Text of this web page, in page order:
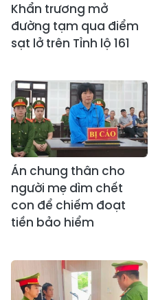
Khẩn trương mở
đường tạm qua điểm
sạt lở trên Tỉnh lộ 161
Án chung thân cho
người mẹ dìm chết
con để chiếm đoạt
tiền bảo hiểm